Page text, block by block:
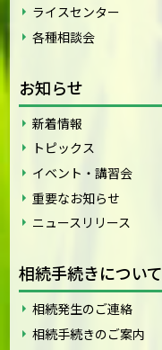
ライスセンター
各種相談会
お知らせ
新着情報
トピックス
イベント・講習会
重要なお知らせ
ニュースリリース
相続手続きについて
相続発生のご連絡
相続手続きのご案内